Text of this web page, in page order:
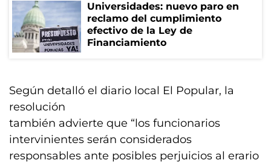
Universidades: nuevo paro en
reclamo del cumplimiento
efectivo de la Ley de
Financiamiento
Según detalló el diario local El Popular, la
resolución
también advierte que “los funcionarios
intervinientes serán considerados
responsables ante posibles perjuicios al erario